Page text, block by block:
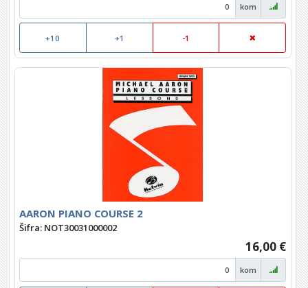
kom
+10 +1 -1
AARON PIANO COURSE 2
Šifra: NOT30031000002
16,00 €
kom